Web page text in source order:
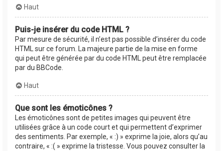
Haut
Puis-je insérer du code HTML ?
Par mesure de sécurité, il n’est pas possible d’insérer du code
HTML sur ce forum. La majeure partie de la mise en forme
qui peut être générée par du code HTML peut être remplacée
par du BBCode.
Haut
Que sont les émoticônes ?
Les émoticônes sont de petites images qui peuvent être
utilisées grâce à un code court et qui permettent d’exprimer
des sentiments. Par exemple, « :) » exprime la joie, alors qu’au
contraire, « :( » exprime la tristesse. Vous pouvez consulter la